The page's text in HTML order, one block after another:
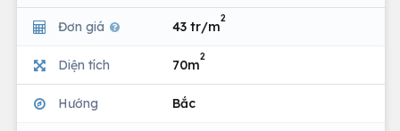
Đơn giá 43 tr/m
2
Diện tích 70m
2
Hướng Bắc